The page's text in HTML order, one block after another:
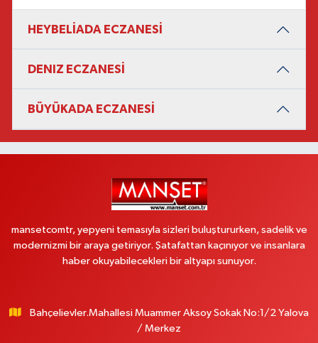
HEYBELİADA ECZANESİ
DENIZ ECZANESİ
BÜYÜKADA ECZANESİ
mansetcomtr, yepyeni temasıyla sizleri buluştururken, sadelik ve
modernizmi bir araya getiriyor. Şatafattan kaçınıyor ve insanlara
haber okuyabilecekleri bir altyapı sunuyor.
Bahçelievler.Mahallesi Muammer Aksoy Sokak No:1/2 Yalova
/ Merkez